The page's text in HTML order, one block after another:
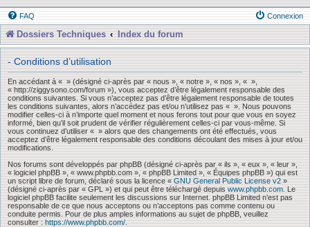
FAQ Connexion
Dossiers Techniques Index du forum
- Conditions d’utilisation
En accédant à « » (désigné ci-après par « nous », « notre », « nos », « »,
« http://ziggysono.com/forum »), vous acceptez d’être légalement responsable des
conditions suivantes. Si vous n’acceptez pas d’être légalement responsable de toutes
les conditions suivantes, alors n’accédez pas et/ou n’utilisez pas « ». Nous pouvons
modifier celles-ci à n’importe quel moment et nous ferons tout pour que vous en soyez
informé, bien qu’il soit prudent de vérifier régulièrement celles-ci par vous-même. Si
vous continuez d’utiliser « » alors que des changements ont été effectués, vous
acceptez d’être légalement responsable des conditions découlant des mises à jour et/ou
modifications.
Nos forums sont développés par phpBB (désigné ci-après par « ils », « eux », « leur »,
« logiciel phpBB », « www.phpbb.com », « phpBB Limited », « Équipes phpBB ») qui est
un script libre de forum, déclaré sous la licence « GNU General Public License v2 »
(désigné ci-après par « GPL ») et qui peut être téléchargé depuis www.phpbb.com . Le
logiciel phpBB facilite seulement les discussions sur Internet. phpBB Limited n’est pas
responsable de ce que nous acceptons ou n’acceptons pas comme contenu ou
conduite permis. Pour de plus amples informations au sujet de phpBB, veuillez
consulter : https://www.phpbb.com/